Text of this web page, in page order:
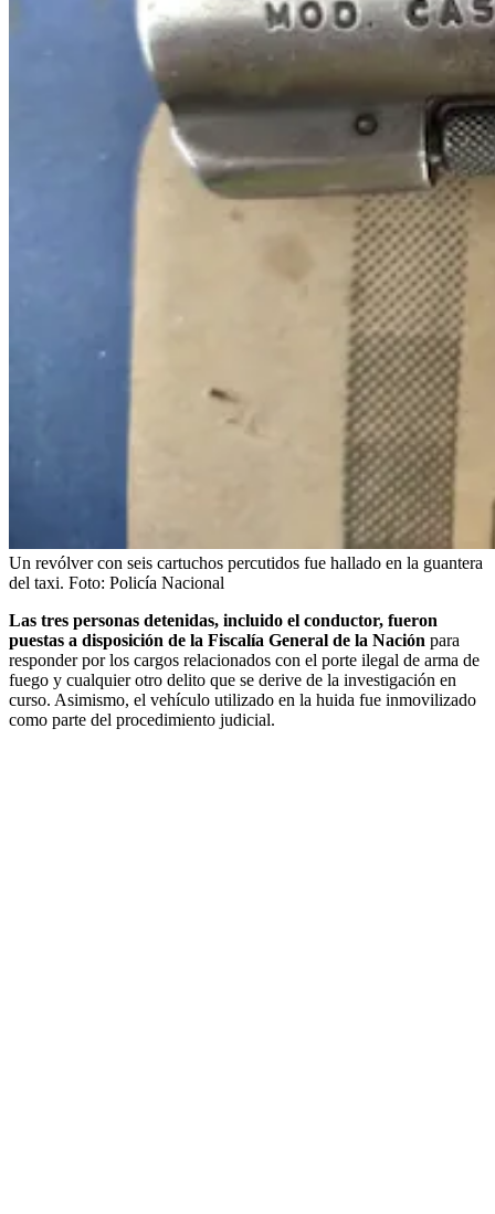
Un revólver con seis cartuchos percutidos fue hallado en la guantera
del taxi. Foto: Policía Nacional
Las tres personas detenidas, incluido el conductor, fueron
puestas a disposición de la Fiscalía General de la Nación para
responder por los cargos relacionados con el porte ilegal de arma de
fuego y cualquier otro delito que se derive de la investigación en
curso. Asimismo, el vehículo utilizado en la huida fue inmovilizado
como parte del procedimiento judicial.